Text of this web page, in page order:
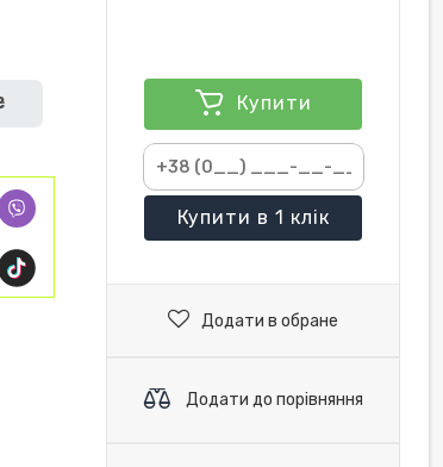
Купити
Купити в 1 клік
Додати в обране
Додати до порівняння